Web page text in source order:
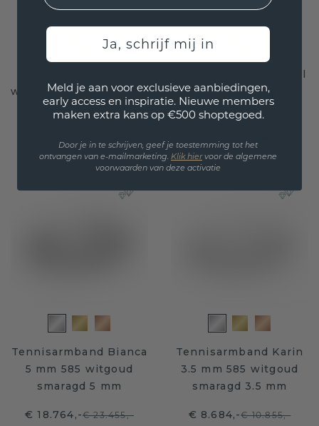
witgoud smaragd 4 mm
Excl. Tax & BTW
Slavenarmband Sheryl
585 witgoud smaragd
3.7 mm
Excl. Tax & BTW
Tennisarmband Bianca
5 mm 585 witgoud
smaragd 5 mm
€ 18.764,-€ 23.455,-
Tennisarmband Karin
3.5 mm 585 witgoud
smaragd 3.5 mm
€ 8.684,-€ 10.855,-
Ja, schrijf mij in
Meld je aan voor exclusieve aanbiedingen,
early access en inspiratie. Nieuwe members
maken extra kans op €500 shoptegoed.
Door je in te schrijven, geef je toestemming tot het
ontvangen van e-mailmarketing. Klik hiervoor de algemene
voorwaarden van deze activatie